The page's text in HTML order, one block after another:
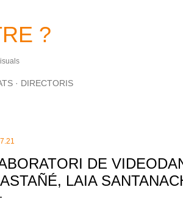
?
DIRECTORIS
DE
LAIA